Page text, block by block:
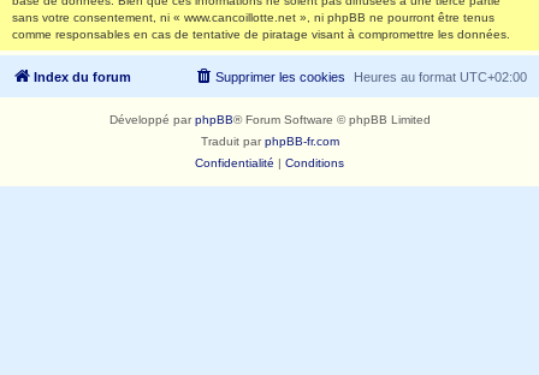
sans votre consentement, ni « www.cancoillotte.net », ni phpBB ne pourront être tenus
comme responsables en cas de tentative de piratage visant à compromettre les données.
Index du forum Heures au format UTC+02:00
Supprimer les cookies
Développé parphpBB® Forum Software © phpBB Limited
Traduit parphpBB-fr.com
Confidentialité | Conditions